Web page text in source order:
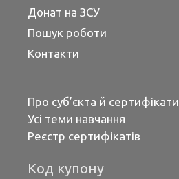
Донат на ЗСУ
Пошук роботи
Контакти
Про суб’єкта й сертифікати
Усі теми навчання
Реєстр сертифікатів
Код купону